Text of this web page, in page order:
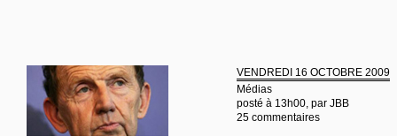
VENDREDI 16 OCTOBRE 2009
Médias
posté à 13h00, par JBB
25 commentaires